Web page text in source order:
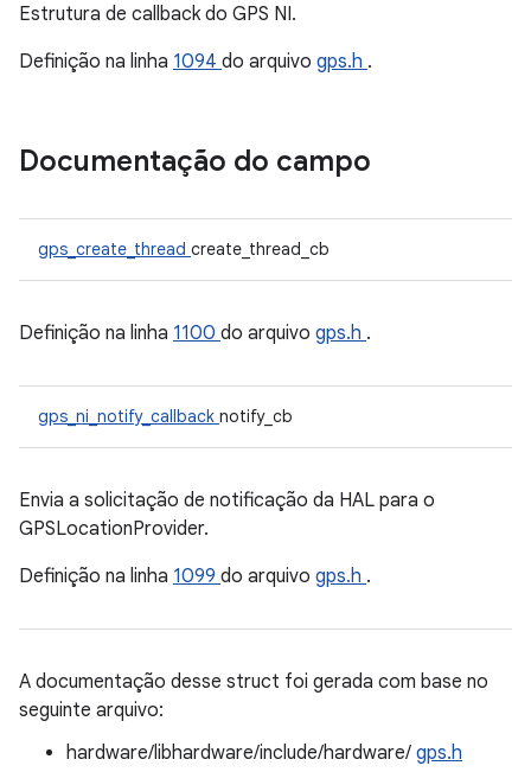
Estrutura de callback do GPS NI.
Definição na linha 1094 do arquivo gps.h .
Documentação do campo
gps_create_thread create_thread_cb
Definição na linha 1100 do arquivo gps.h .
gps_ni_notify_callback notify_cb
Envia a solicitação de notificação da HAL para o
GPSLocationProvider.
Definição na linha 1099 do arquivo gps.h .
A documentação desse struct foi gerada com base no
seguinte arquivo:
hardware/libhardware/include/hardware/ gps.h